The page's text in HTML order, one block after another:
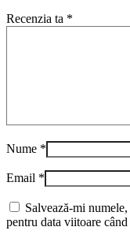
Recenzia ta *
Nume *
Email *
Salvează-mi
pentru data viitoare când